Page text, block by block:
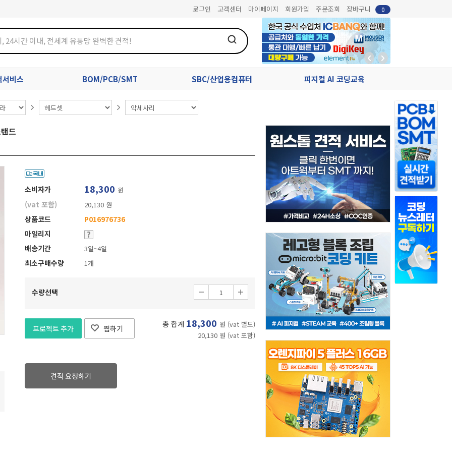
로그인 고객센터 마이페이지 회원가입 주문조회 장바구니 0
비스 BOM/PCB/SMT SBC/산업용컴퓨터 피지컬 AI 코딩교육
드
소비자가 18,300 원
(vat 포함) 20,130 원
상품코드
P016976736
마일리지
배송기간
3일~4일
최소구매수량 1개
수량선택
프로젝트 추가 찜하기 총 합계 18,300 원 (vat 별도)
20,130 원 (vat 포함)
견적 요청하기